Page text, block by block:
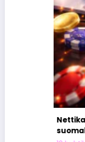
suomalaiset